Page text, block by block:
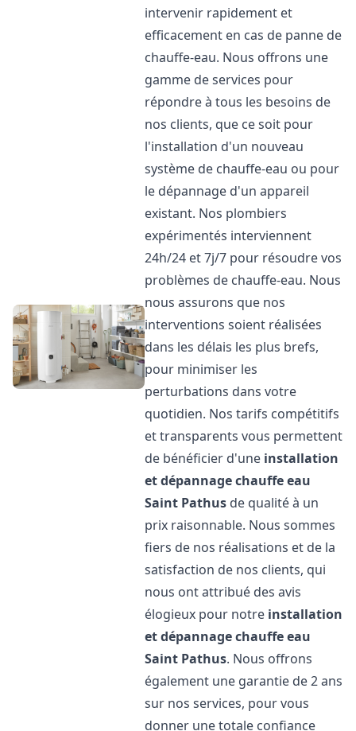
intervenir rapidement et
efficacement en cas de panne de
chauffe-eau. Nous offrons une
gamme de services pour
répondre à tous les besoins de
nos clients, que ce soit pour
l'installation d'un nouveau
système de chauffe-eau ou pour
le dépannage d'un appareil
existant. Nos plombiers
expérimentés interviennent
24h/24 et 7j/7 pour résoudre vos
problèmes de chauffe-eau. Nous
nous assurons que nos
interventions soient réalisées
dans les délais les plus brefs,
pour minimiser les
perturbations dans votre
quotidien. Nos tarifs compétitifs
et transparents vous permettent
de bénéficier d'une installation
et dépannage chauffe eau
Saint Pathus de qualité à un
prix raisonnable. Nous sommes
fiers de nos réalisations et de la
satisfaction de nos clients, qui
nous ont attribué des avis
élogieux pour notre installation
et dépannage chauffe eau
Saint Pathus. Nous offrons
également une garantie de 2 ans
sur nos services, pour vous
donner une totale confiance